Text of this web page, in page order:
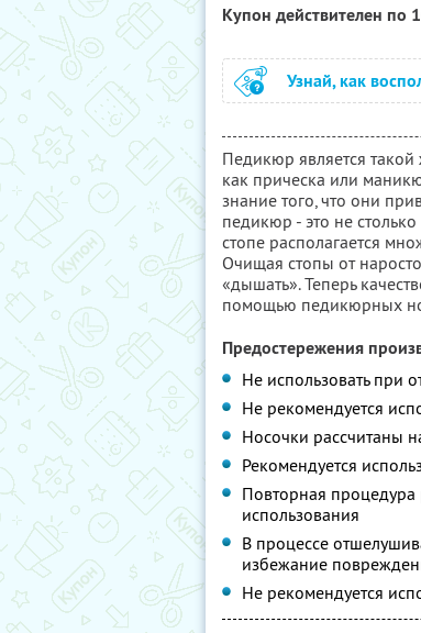
Купон действителен по
Узнай, как
Педикюр является
как прическа или
знание того, что они
педикюр - это не
стопе располагается
Очищая стопы от
«дышать». Теперь
помощью педикюрных
Предостережения
Не использовать при
Не рекомендуется
Носочки рассчитаны
Рекомендуется
Повторная
использования
В процессе
избежание
Не рекомендуется